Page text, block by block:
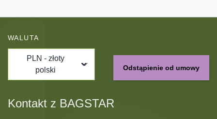
WALUTA
PLN - złoty
polski
Odstąpienie od umowy
Kontakt z BAGSTAR